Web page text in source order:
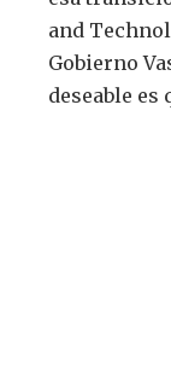
and
Gobierno
deseable es